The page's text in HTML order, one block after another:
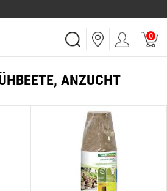
0
ANZUCHT